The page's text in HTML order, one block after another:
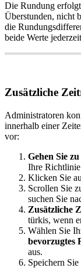
Die Rundung erfolgt
Überstunden, nicht
die
beide Werte jederzeit
Zusätzliche
Administratoren
innerhalb einer
vor:
Gehen Sie zu
Ihre Richtlinie
Klicken Sie
Scrollen Sie
suchen Sie
Zusätzliche
türkis, wenn
Wählen Sie
bevorzugtes
aus.
Speichern Sie